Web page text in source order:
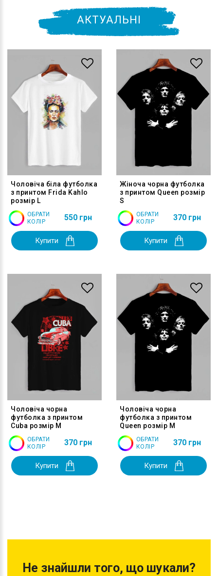
АКТУАЛЬНІ
Чоловіча біла футболка
з принтом Frida Kahlo
розмір L
ОБРАТИ
КОЛІР
550 грн
Купити
Жіноча чорна футболка
з принтом Queen розмір
S
ОБРАТИ
КОЛІР
370 грн
Купити
Чоловіча чорна
футболка з принтом
Cuba розмір M
ОБРАТИ
КОЛІР
370 грн
Купити
Чоловіча чорна
футболка з принтом
Queen розмір M
ОБРАТИ
КОЛІР
370 грн
Купити
Не знайшли того, що шукали?